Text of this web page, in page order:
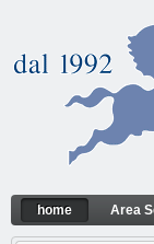
Sogesfin Srl
home
Navigazione
home Area